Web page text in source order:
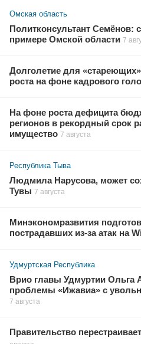
Омская область
Политконсультант Семёнов:
примере Омской области 7
Долголетие для
роста на фоне кадрового
На фоне роста дефицита
регионов в рекордный срок
имущество 7 августа
Республика Тыва
Людмила Нарусова, может
Тувы 7 августа
Минэкономразвития
пострадавших из-за атак на
Удмуртская Республика
Врио главы Удмуртии Ольга
проблемы «Ижавиа» с
7 августа
Правительство